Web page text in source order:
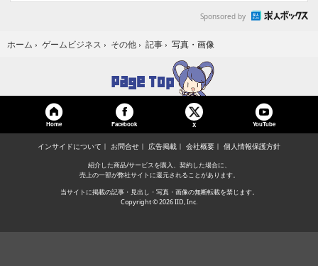
Sponsored by
ホーム › ゲームビジネス › その他 › 記事 › 写真・画像
Home Facebook X YouTube
インサイドについて お問合せ 広告掲載 会社概要 個人情報保護方針
紹介した商品/サービスを購入、契約した場合に、
売上の一部が弊社サイトに還元されることがあります。
当サイトに掲載の記事・見出し・写真・画像の無断転載を禁じます。
Copyright © 2026 IID, Inc.